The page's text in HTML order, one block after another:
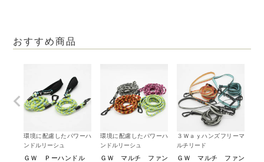
おすすめ商品
環境に配慮したパワーハ
ンドルリーシュ
ＧＷ Ｐーハンドル
環境に配慮したパワーハ
ンドルリーシュ
ＧＷ マルチ ファン
３Ｗａｙハンズフリーマ
ルチリード
ＧＷ マルチ ファン